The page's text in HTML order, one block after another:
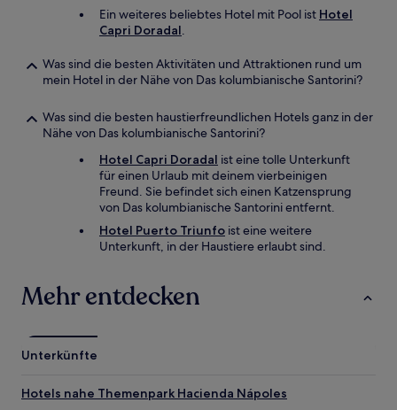
Ein weiteres beliebtes Hotel mit Pool ist Hotel
Capri Doradal.
Was sind die besten Aktivitäten und Attraktionen rund um
mein Hotel in der Nähe von Das kolumbianische Santorini?
Was sind die besten haustierfreundlichen Hotels ganz in der
Nähe von Das kolumbianische Santorini?
Hotel Capri Doradal ist eine tolle Unterkunft
für einen Urlaub mit deinem vierbeinigen
Freund. Sie befindet sich einen Katzensprung
von Das kolumbianische Santorini entfernt.
Hotel Puerto Triunfo ist eine weitere
Unterkunft, in der Haustiere erlaubt sind.
Mehr entdecken
Unterkünfte
Hotels nahe Themenpark Hacienda Nápoles